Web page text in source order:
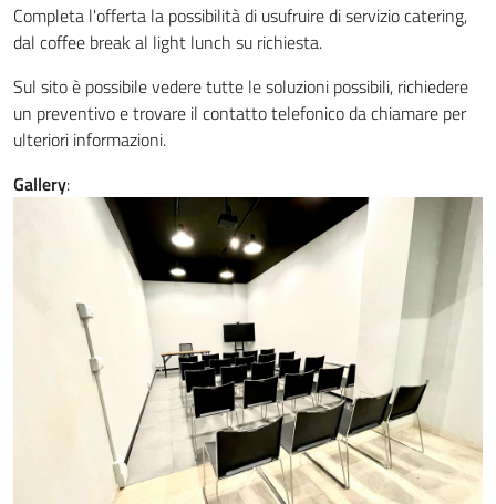
Completa l'offerta la possibilità di usufruire di servizio catering,
dal coffee break al light lunch su richiesta.
Sul sito è possibile vedere tutte le soluzioni possibili, richiedere
un preventivo e trovare il contatto telefonico da chiamare per
ulteriori informazioni.
Gallery: